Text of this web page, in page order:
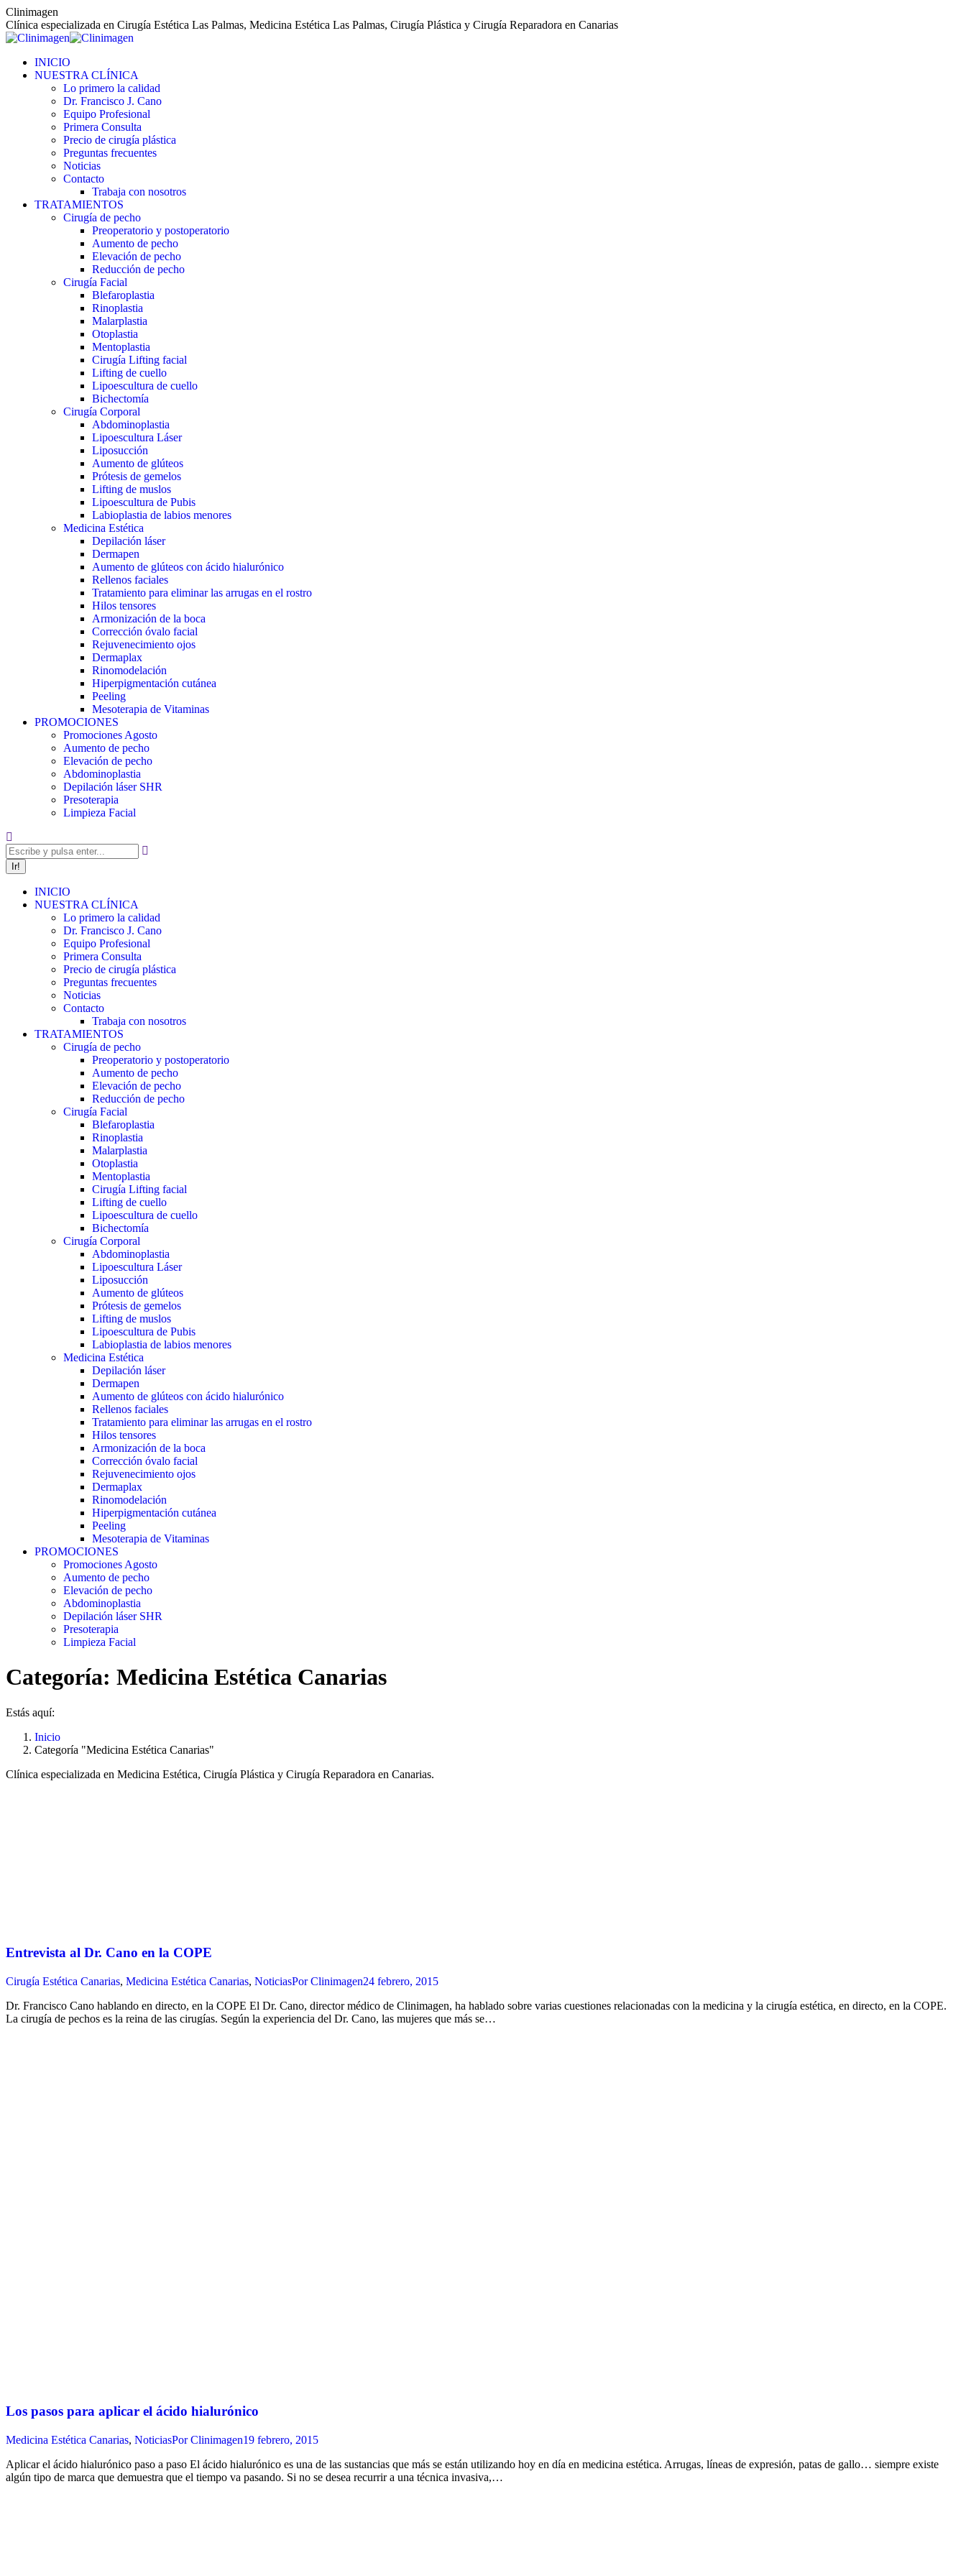
Saltar
al
contenido
Clinimagen
Clínica especializada en Cirugía Estética Las Palmas, Medicina Estética Las Palmas, Cirugía Plástica y Cirugía Reparadora en Canarias
INICIO
NUESTRA CLÍNICA
Lo primero la calidad
Dr. Francisco J. Cano
Equipo Profesional
Primera Consulta
Precio de cirugía plástica
Preguntas frecuentes
Noticias
Contacto
Trabaja con nosotros
TRATAMIENTOS
Cirugía de pecho
Preoperatorio y postoperatorio
Aumento de pecho
Elevación de pecho
Reducción de pecho
Cirugía Facial
Blefaroplastia
Rinoplastia
Malarplastia
Otoplastia
Mentoplastia
Cirugía Lifting facial
Lifting de cuello
Lipoescultura de cuello
Bichectomía
Cirugía Corporal
Abdominoplastia
Lipoescultura Láser
Liposucción
Aumento de glúteos
Prótesis de gemelos
Lifting de muslos
Lipoescultura de Pubis
Labioplastia de labios menores
Medicina Estética
Depilación láser
Dermapen
Aumento de glúteos con ácido hialurónico
Rellenos faciales
Tratamiento para eliminar las arrugas en el rostro
Hilos tensores
Armonización de la boca
Corrección óvalo facial
Rejuvenecimiento ojos
Dermaplax
Rinomodelación
Hiperpigmentación cutánea
Peeling
Mesoterapia de Vitaminas
PROMOCIONES
Promociones Agosto
Aumento de pecho
Elevación de pecho
Abdominoplastia
Depilación láser SHR
Presoterapia
Limpieza Facial
Buscar:
INICIO
NUESTRA CLÍNICA
Lo primero la calidad
Dr. Francisco J. Cano
Equipo Profesional
Primera Consulta
Precio de cirugía plástica
Preguntas frecuentes
Noticias
Contacto
Trabaja con nosotros
TRATAMIENTOS
Cirugía de pecho
Preoperatorio y postoperatorio
Aumento de pecho
Elevación de pecho
Reducción de pecho
Cirugía Facial
Blefaroplastia
Rinoplastia
Malarplastia
Otoplastia
Mentoplastia
Cirugía Lifting facial
Lifting de cuello
Lipoescultura de cuello
Bichectomía
Cirugía Corporal
Abdominoplastia
Lipoescultura Láser
Liposucción
Aumento de glúteos
Prótesis de gemelos
Lifting de muslos
Lipoescultura de Pubis
Labioplastia de labios menores
Medicina Estética
Depilación láser
Dermapen
Aumento de glúteos con ácido hialurónico
Rellenos faciales
Tratamiento para eliminar las arrugas en el rostro
Hilos tensores
Armonización de la boca
Corrección óvalo facial
Rejuvenecimiento ojos
Dermaplax
Rinomodelación
Hiperpigmentación cutánea
Peeling
Mesoterapia de Vitaminas
PROMOCIONES
Promociones Agosto
Aumento de pecho
Elevación de pecho
Abdominoplastia
Depilación láser SHR
Presoterapia
Limpieza Facial
Categoría: Medicina Estética Canarias
Estás aquí:
Inicio
Categoría "Medicina Estética Canarias"
Clínica especializada en Medicina Estética, Cirugía Plástica y Cirugía Reparadora en Canarias.
Entrevista al Dr. Cano en la COPE
Cirugía Estética Canarias, Medicina Estética Canarias, NoticiasPorClinimagen24 febrero, 2015
Dr. Francisco Cano hablando en directo, en la COPE El Dr. Cano, director médico de Clinimagen, ha hablado sobre varias cuestiones relacionadas con la medicina y la cirugía estética, en directo, en la COPE.
La cirugía de pechos es la reina de las cirugías. Según la experiencia del Dr. Cano, las mujeres que más se…
Los pasos para aplicar el ácido hialurónico
Medicina Estética Canarias, NoticiasPorClinimagen19 febrero, 2015
Aplicar el ácido hialurónico paso a paso El ácido hialurónico es una de las sustancias que más se están utilizando hoy en día en medicina estética. Arrugas, líneas de expresión, patas de gallo… siempre existe
algún tipo de marca que demuestra que el tiempo va pasando. Si no se desea recurrir a una técnica invasiva,…